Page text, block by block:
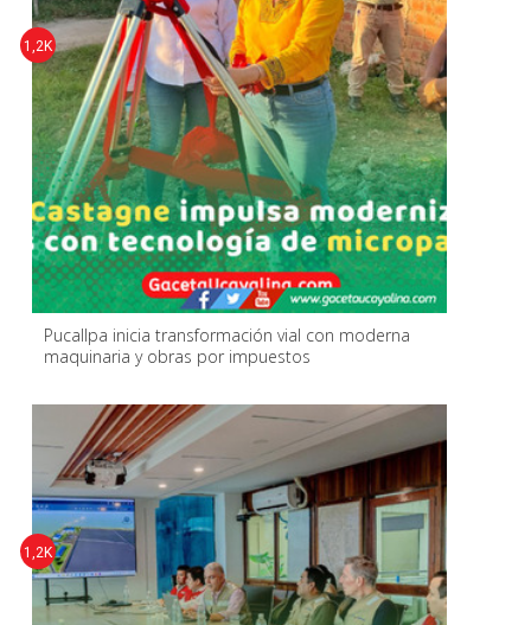
Pucallpa inicia transformación vial con moderna
maquinaria y obras por impuestos
1,2K
1,2K